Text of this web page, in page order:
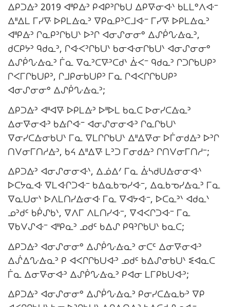
ᐃᑭᑐᐏᐣ 2019 ᐊᐦᑭᐏᐣ ᑭᐊᑭᐣᒋᑲᑌ ᐃᑭᐍᓂᐘᐠ ᑲᒪᒪᐤᐱᐘᐨ
ᐃᐦᐃᒪ ᒥᓯᐍ ᐅᑭᒪᐏᓇᐣ ᐁᑭᓇᑭᐣᑕᒧᐘᐨ ᒥᓯᐍ ᐅᑭᒪᐏᓇᐣ
ᐊᐦᑭᐏᐣ ᒋᓇᑭᐣᒋᑲᑌᐠ ᐅᐣᒋ ᐊᓂᔑᓂᓂᐤ ᐃᔑᑮᔘᐏᓇᐣ,
ᑯᑕᑭᔭᐣ ᑫᑯᓇᐣ, ᒋᐘᐸᐣᒋᑲᑌᐠ ᑲᓂᐘᓂᒋᑲᑌᐠ ᐊᓂᔑᓂᓂᐤ
ᐃᔑᑮᔘᐏᓇᐣ ᒦᓇ ᐁᓇᐣᑕᐍᐣᑕᑯᐠ ᐑᐸᐨ ᑫᑯᓇᐣ ᒋᑐᒋᑲᑌᑭᐣ
ᒋᐸᒥᒋᑲᑌᑭᐣ, ᒋᒧᑭᓂᑲᑌᑭᐣ ᒥᓇ ᒋᐊᐸᒋᒋᑲᑌᑭᐣ
ᐊᓂᔑᓂᓂᐤ ᐃᔑᑮᔘᐏᓇᐣ;
ᐃᑭᑐᐏᐣ ᐊᐦᐊᐍ ᐅᑭᒪᐏᐣ ᐅᐦᐅᒪ ᑲᓇᑕ ᐅᓂᓯᑕᐏᓇᐣ
ᐃᓂᐍᓂᐘᐣ ᑲᐏᒋᐘᐨ ᐊᓂᔑᓂᓂᐘᐣ ᒋᓇᒋᑲᑌᐠ
ᐁᓂᓯᑕᐏᓂᑲᑌᐠ ᒥᓇ ᐁᒪᒋᒋᑲᑌᐠ ᐃᐦᐃᐍᓂ ᐅᒦᓂᑯᐏᐣ ᐅᐣᒋ
ᑎᐯᓂᒥᑎᓱᐏᐣ, ᑲᔦ ᐃᐦᐃᐍ ᒪᐣᑐ ᒥᓂᑯᐏᐣ ᒋᑎᐯᓂᒥᑎᓱᐨ;
ᐃᑭᑐᐏᐣ ᐊᓂᔑᓂᓂᐘᐠ, ᐃᓅᐃᐟ ᒥᓇ ᐑᓴᑯᑌᐏᓂᓂᐘᐠ
ᐅᑕᔭᓇᐘ ᐁᒪᐘᒋᑐᐘᐨ ᑲᐃᓇᑲᓀᓯᐘᐨ, ᐃᓇᑲᓀᓯᐏᓇᐣ ᒥᓇ
ᐁᓇᑌᓂᐠ ᐅᐱᒪᑎᓯᐏᓂᐘ ᒥᓇ ᐁᐊᔭᐘᐨ, ᐅᑕᓇᐣᐠ ᐊᑯᓇᐠ
ᓄᐣᑯᒼ ᑲᑮᔑᑲᐠ, ᐁᐱᒥ ᐱᒪᑎᓯᐘᐨ, ᐁᐊᐸᒋᑐᐘᐨ ᒥᓇ
ᐁᑲᐯᔑᐘᐨ ᐊᐦᑭᓇᐣ ᓄᑯᒼ ᑲᐃᔑ ᑭᑫᐣᒋᑲᑌᐠ ᑲᓇᑕ;
ᐃᑭᑐᐏᐣ ᐊᓂᔑᓂᓂᐤ ᐃᔑᑮᔘᐏᓇᐣ ᓂᑕᒼ ᐃᓂᐍᓂᐘᐣ
ᐃᔒᐃᔘᐏᓇᐣ ᑭ ᐊᐸᒋᒋᑲᑌᐘᐣ ᓄᑯᒼ ᑲᐃᔑᓂᑲᑌᐠ ᓬᐊᓇᑕ
ᒦᓇ ᐃᓂᐍᓂᐘᐣ ᐃᔑᑮᔘᐏᓇᐣ ᑭᐊᓂ ᒪᒥᑭᑲᑌᐘᐣ;
ᐃᑭᑐᐏᐣ ᐊᓂᔑᓂᓂᐤ ᐃᔑᑮᔘᐏᓇᐣ ᑭᓂᓯᑕᐏᓇᑿᐣ ᐁᑭ